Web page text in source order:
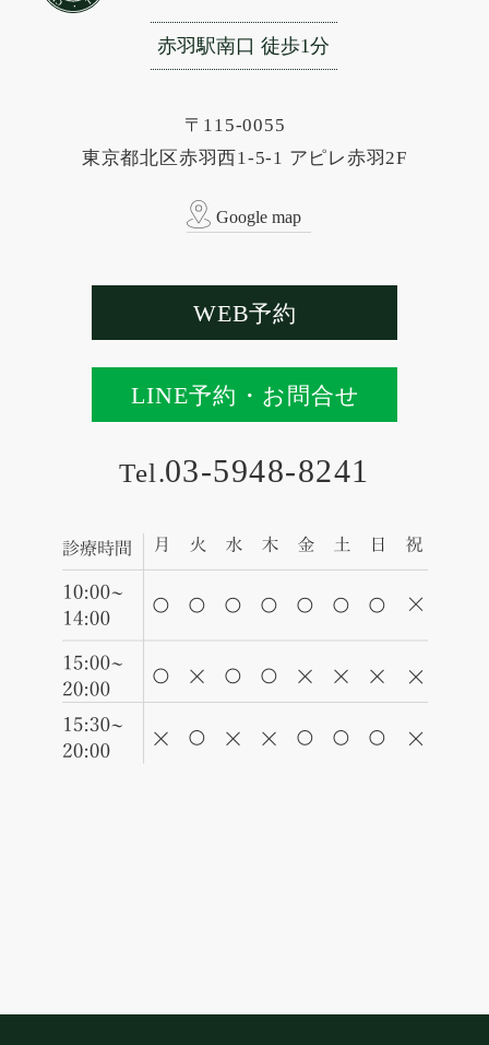
赤羽駅南口 徒歩1分
〒115-0055
東京都北区赤羽西1-5-1 アピレ赤羽2F
Google map
WEB予約
LINE予約・お問合せ
Tel.03-5948-8241